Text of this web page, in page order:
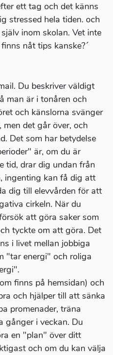
ett tag och det känns
stressed hela tiden. och
inom skolan. Vet inte
nåt tips kanske?´
Du beskriver väldigt
man är i tonåren och
och känslorna svänger
men det går över, och
Det som har betydelse
är, om du är
tid, drar dig undan från
ingenting kan få dig att
dig till elevvården för att
cirkeln. När du
att göra saker som
tyckte om att göra. Det
i livet mellan jobbiga
"tar energi" och roliga
finns på hemsidan) och
och hjälper till att sänka
promenader, träna
gånger i veckan. Du
en "plan" över ditt
och om du kan välja